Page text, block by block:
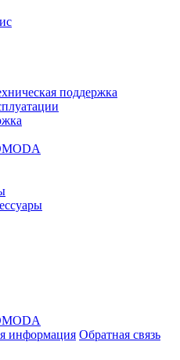
поддержка
информация Обратная связь